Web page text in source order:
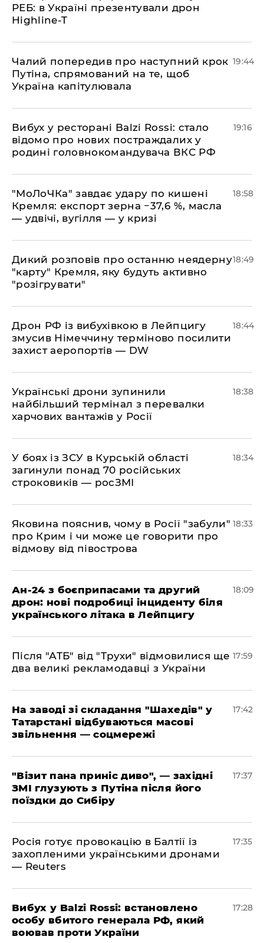
РЕБ: в Україні презентували дрон
Highline-T
​Чалий попередив про наступний крок
Путіна, спрямований на те, щоб
Україна капітулювала
19:44
​Вибух у ресторані Balzi Rossi: стало
відомо про нових постраждалих у
родині головнокомандувача ВКС РФ
19:16
​"МоЛоЧКа" завдає удару по кишені
Кремля: експорт зерна −37,6 %, масла
— удвічі, вугілля — у кризі
18:58
​Дикий розповів про останню неядерну
"карту" Кремля, яку будуть активно
"розігрувати"
18:49
​Дрон РФ із вибухівкою в Лейпцигу
змусив Німеччину терміново посилити
захист аеропортів — DW
18:44
​Українські дрони зупинили
найбільший термінал з перевалки
харчових вантажів у Росії
18:38
​У боях із ЗСУ в Курській області
загинули понад 70 російських
строковиків — росЗМІ
18:34
​Яковина пояснив, чому в Росії "забули"
про Крим і чи може це говорити про
відмову від півострова
18:33
​Ан-24 з боєприпасами та другий
дрон: нові подробиці інциденту біля
українського літака в Лейпцигу
18:09
​Після "АТБ" від "Трухи" відмовилися ще
два великі рекламодавці з України
17:59
​На заводі зі складання "Шахедів" у
Татарстані відбуваються масові
звільнення — соцмережі
17:42
"Візит пана приніс диво", — західні
ЗМІ глузують з Путіна після його
поїздки до Сибіру
17:37
Росія готує провокацію в Балтії із
захопленими українськими дронами
— Reuters
17:35
​Вибух у Balzi Rossi: встановлено
особу вбитого генерала РФ, який
воював проти України
17:28